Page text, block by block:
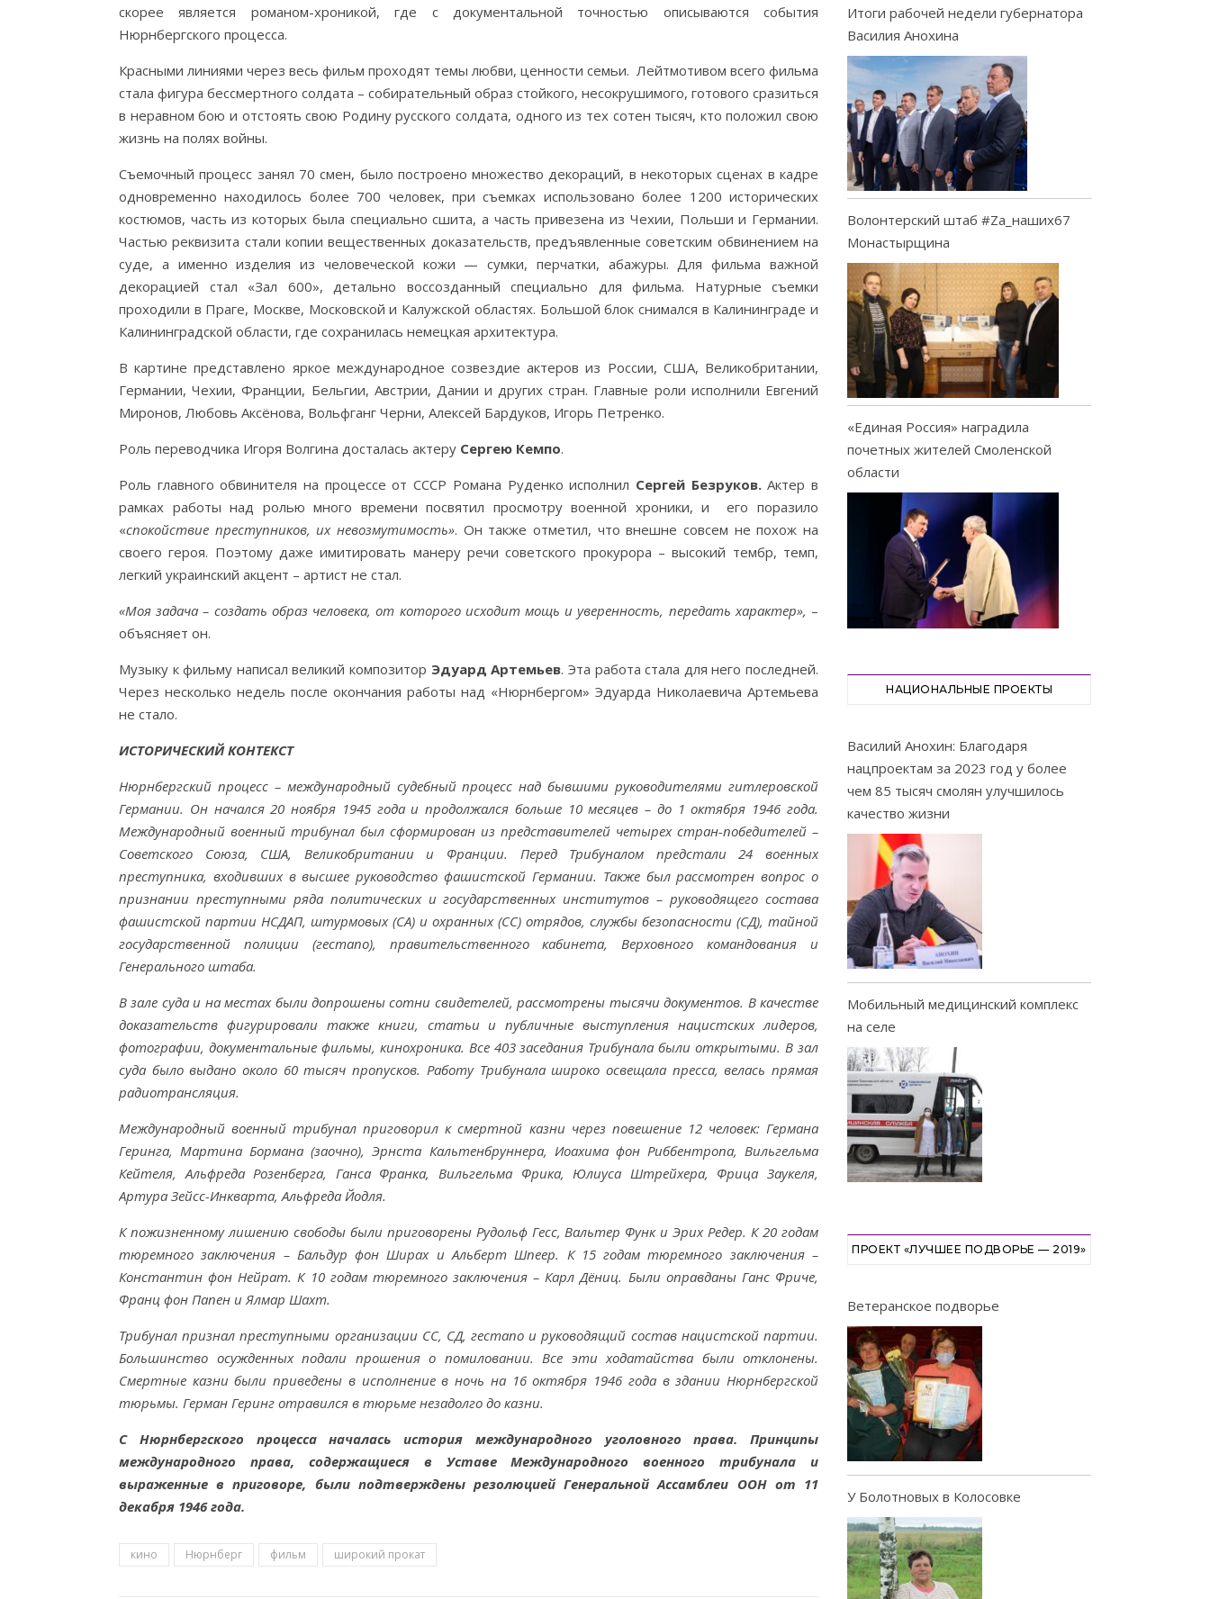
скорее является романом-хроникой, где с документальной точностью описываются события
Нюрнбергского процесса.
Красными линиями через весь фильм проходят темы любви, ценности семьи. Лейтмотивом всего фильма
стала фигура бессмертного солдата – собирательный образ стойкого, несокрушимого, готового сразиться
в неравном бою и отстоять свою Родину русского солдата, одного из тех сотен тысяч, кто положил свою
жизнь на полях войны.
Съемочный процесс занял 70 смен, было построено множество декораций, в некоторых сценах в кадре
одновременно находилось более 700 человек, при съемках использовано более 1200 исторических
костюмов, часть из которых была специально сшита, а часть привезена из Чехии, Польши и Германии.
Частью реквизита стали копии вещественных доказательств, предъявленные советским обвинением на
суде, а именно изделия из человеческой кожи — сумки, перчатки, абажуры. Для фильма важной
декорацией стал «Зал 600», детально воссозданный специально для фильма. Натурные съемки
проходили в Праге, Москве, Московской и Калужской областях. Большой блок снимался в Калининграде и
Калининградской области, где сохранилась немецкая архитектура.
В картине представлено яркое международное созвездие актеров из России, США, Великобритании,
Германии, Чехии, Франции, Бельгии, Австрии, Дании и других стран. Главные роли исполнили Евгений
Миронов, Любовь Аксёнова, Вольфганг Черни, Алексей Бардуков, Игорь Петренко.
Роль переводчика Игоря Волгина досталась актеру Сергею Кемпо.
Роль главного обвинителя на процессе от СССР Романа Руденко исполнил Сергей Безруков.Актер в
рамках работы над ролью много времени посвятил просмотру военной хроники, и его поразило
«спокойствие преступников, их невозмутимость». Он также отметил, что внешне совсем не похож на
своего героя. Поэтому даже имитировать манеру речи советского прокурора – высокий тембр, темп,
легкий украинский акцент – артист не стал.
«Моя задача – создать образ человека, от которого исходит мощь и уверенность, передать характер», –
объясняет он.
Музыку к фильму написал великий композитор Эдуард Артемьев. Эта работа стала для него последней.
Через несколько недель после окончания работы над «Нюрнбергом» Эдуарда Николаевича Артемьева
не стало.
ИСТОРИЧЕСКИЙ КОНТЕКСТ
Нюрнбергский процесс – международный судебный процесс над бывшими руководителями гитлеровской
Германии. Он начался 20 ноября 1945 года и продолжался больше 10 месяцев – до 1 октября 1946 года.
Международный военный трибунал был сформирован из представителей четырех стран-победителей –
Советского Союза, США, Великобритании и Франции. Перед Трибуналом предстали 24 военных
преступника, входивших в высшее руководство фашистской Германии. Также был рассмотрен вопрос о
признании преступными ряда политических и государственных институтов – руководящего состава
фашистской партии НСДАП, штурмовых (СА) и охранных (СС) отрядов, службы безопасности (СД), тайной
государственной полиции (гестапо), правительственного кабинета, Верховного командования и
Генерального штаба.
В зале суда и на местах были допрошены сотни свидетелей, рассмотрены тысячи документов. В качестве
доказательств фигурировали также книги, статьи и публичные выступления нацистских лидеров,
фотографии, документальные фильмы, кинохроника. Все 403 заседания Трибунала были открытыми. В зал
суда было выдано около 60 тысяч пропусков. Работу Трибунала широко освещала пресса, велась прямая
радиотрансляция.
Международный военный трибунал приговорил к смертной казни через повешение 12 человек: Германа
Геринга, Мартина Бормана (заочно), Эрнста Кальтенбруннера, Иоахима фон Риббентропа, Вильгельма
Кейтеля, Альфреда Розенберга, Ганса Франка, Вильгельма Фрика, Юлиуса Штрейхера, Фрица Заукеля,
Артура Зейсс-Инкварта, Альфреда Йодля.
К пожизненному лишению свободы были приговорены Рудольф Гесс, Вальтер Функ и Эрих Редер. К 20 годам
тюремного заключения – Бальдур фон Ширах и Альберт Шпеер. К 15 годам тюремного заключения –
Константин фон Нейрат. К 10 годам тюремного заключения – Карл Дёниц. Были оправданы Ганс Фриче,
Франц фон Папен и Ялмар Шахт.
Трибунал признал преступными организации СС, СД, гестапо и руководящий состав нацистской партии.
Большинство осужденных подали прошения о помиловании. Все эти ходатайства были отклонены.
Смертные казни были приведены в исполнение в ночь на 16 октября 1946 года в здании Нюрнбергской
тюрьмы. Герман Геринг отравился в тюрьме незадолго до казни.
С Нюрнбергского процесса началась история международного уголовного права. Принципы
международного права, содержащиеся в Уставе Международного военного трибунала и
выраженные в приговоре, были подтверждены резолюцией Генеральной Ассамблеи ООН от 11
декабря 1946 года.
кино Нюрнберг фильм широкий прокат
Итоги рабочей недели губернатора
Василия Анохина
Волонтерский штаб #Za_наших67
Монастырщина
«Единая Россия» наградила
почетных жителей Смоленской
области
НАЦИОНАЛЬНЫЕ ПРОЕКТЫ
Василий Анохин: Благодаря
нацпроектам за 2023 год у более
чем 85 тысяч смолян улучшилось
качество жизни
Мобильный медицинский комплекс
на селе
ПРОЕКТ «ЛУЧШЕЕ ПОДВОРЬЕ — 2019»
Ветеранское подворье
У Болотновых в Колосовке